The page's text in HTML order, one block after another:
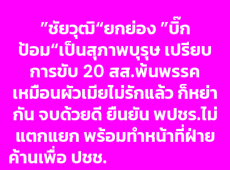
”ชัยวุฒิ“ยกย่อง ”บิ๊ก
ป้อม“เป็นสุภาพบุรุษ เปรียบ
การขับ 20 สส.พ้นพรรค
เหมือนผัวเมียไม่รักแล้ว ก็หย่า
กัน จบด้วยดี ยืนยัน พปชร.ไม่
แตกแยก พร้อมทำหน้าที่ฝ่าย
ค้านเพื่อ ปชช.